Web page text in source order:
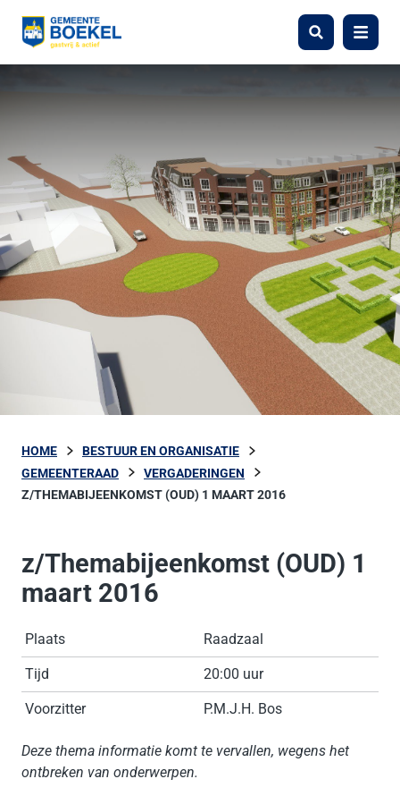
Zoeken Menu
HOME
BESTUUR EN ORGANISATIE
GEMEENTERAAD
VERGADERINGEN
Z/THEMABIJEENKOMST (OUD) 1 MAART 2016
z/Themabijeenkomst (OUD) 1
maart 2016
Plaats Raadzaal
Tijd 20:00 uur
Voorzitter P.M.J.H. Bos
Deze thema informatie komt te vervallen, wegens het
ontbreken van onderwerpen.